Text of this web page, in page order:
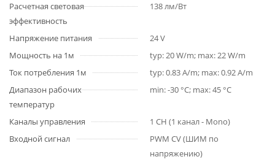
Расчетная световая
эффективность
138 лм/Вт
Напряжение питания
24 V
Мощность на 1м
typ: 20 W/m; max: 22 W/m
Ток потребления 1м
typ: 0.83 A/m; max: 0.92 A/m
Диапазон рабочих
температур
min: -30 °C; max: 45 °C
Каналы управления
1 CH (1 канал - Mono)
Входной сигнал
PWM СV (ШИМ по
напряжению)